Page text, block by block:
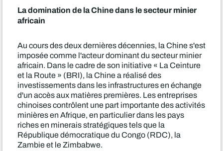
La domination de la Chine dans le secteur minier
africain
Au cours des deux dernières décennies, la Chine s'est
imposée comme l'acteur dominant du secteur minier
africain. Dans le cadre de son initiative « La Ceinture
et la Route » (BRI), la Chine a réalisé des
investissements dans les infrastructures en échange
d'un accès aux matières premières. Les entreprises
chinoises contrôlent une part importante des activités
minières en Afrique, en particulier dans les pays
riches en minerais stratégiques tels que la
République démocratique du Congo (RDC), la
Zambie et le Zimbabwe.